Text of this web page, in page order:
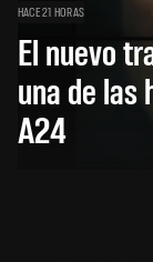
HACE 21 HORAS
El nuevo
una de las
A24